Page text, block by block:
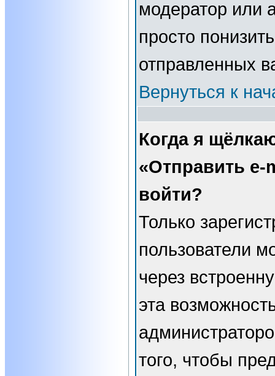
модератор или
просто
отправленных
Вернуться к
Когда я
«Отправить e-
войти?
Только
пользователи
через
эта
того, чтобы